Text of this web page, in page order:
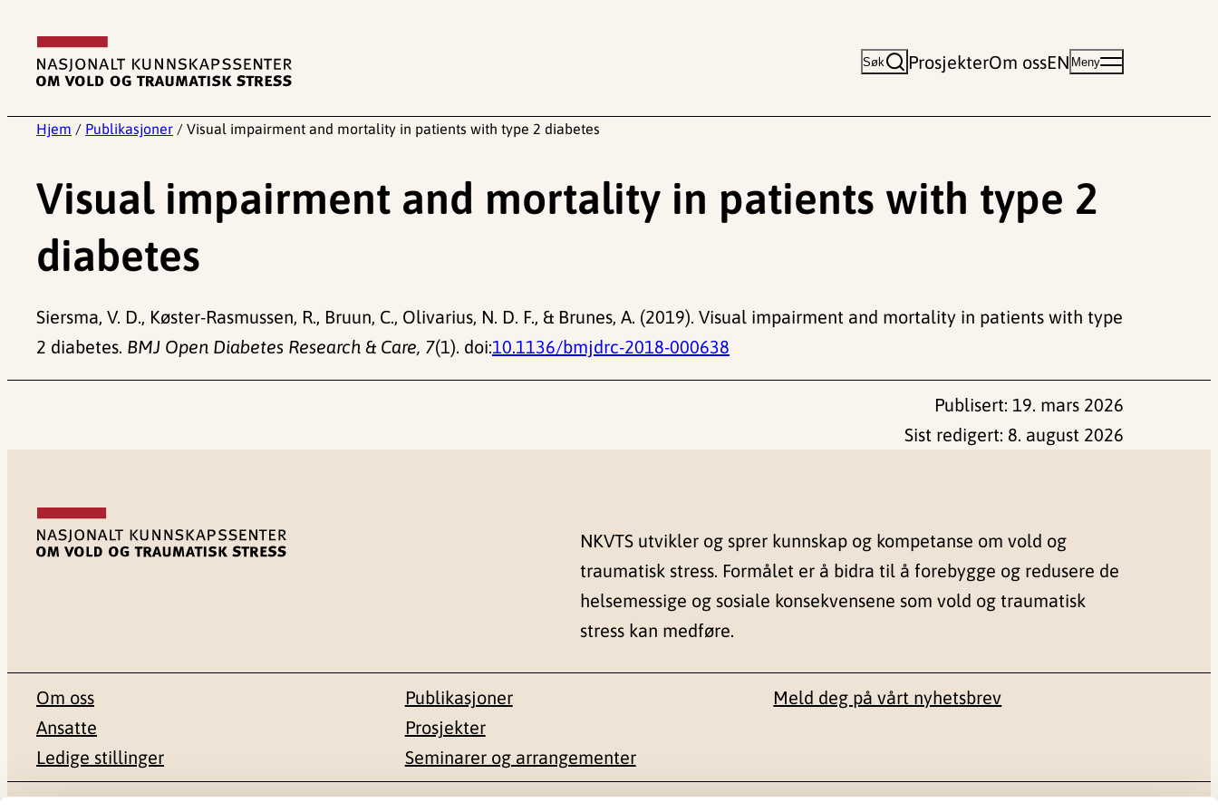
innhold
Søk ProsjekterOm ossEN Meny
Hjem / Publikasjoner / Visual impairment and mortality in patients with type 2 diabetes
Visual impairment and mortality in patients with type 2
diabetes
Siersma, V. D., Køster-Rasmussen, R., Bruun, C., Olivarius, N. D. F., & Brunes, A. (2019). Visual impairment and mortality in patients with type
2 diabetes. BMJ Open Diabetes Research & Care, 7(1). doi:10.1136/bmjdrc-2018-000638
Publisert: 19. mars 2026
Sist redigert: 8. august 2026
NKVTS utvikler og sprer kunnskap og kompetanse om vold og
traumatisk stress. Formålet er å bidra til å forebygge og redusere de
helsemessige og sosiale konsekvensene som vold og traumatisk
stress kan medføre.
Om oss
Ansatte
Ledige stillinger
Publikasjoner
Prosjekter
Seminarer og arrangementer
Meld deg på vårt nyhetsbrev